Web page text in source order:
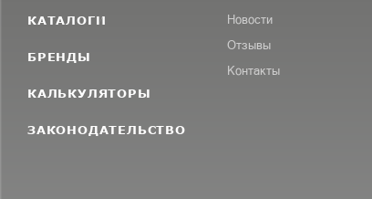
КАТАЛОГИ
БРЕНДЫ
КАЛЬКУЛЯТОРЫ
ЗАКОНОДАТЕЛЬСТВО
Новости
Отзывы
Контакты